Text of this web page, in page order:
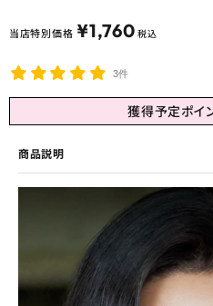
当店特別価格 ¥1,760 税込
3件
獲得予定ポイン
商品説明